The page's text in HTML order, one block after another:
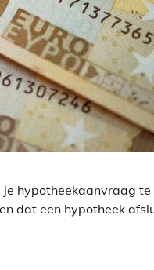
hypotheekaanvraag
dat een hypotheek